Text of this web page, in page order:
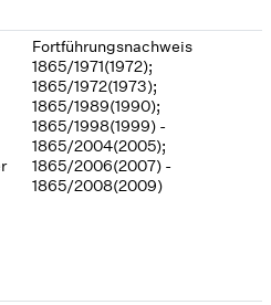
Fortführungsnachweis
1865/1971(1972);
1865/1972(1973);
1865/1989(1990);
1865/1998(1999) -
1865/2004(2005);
1865/2006(2007) -
1865/2008(2009)